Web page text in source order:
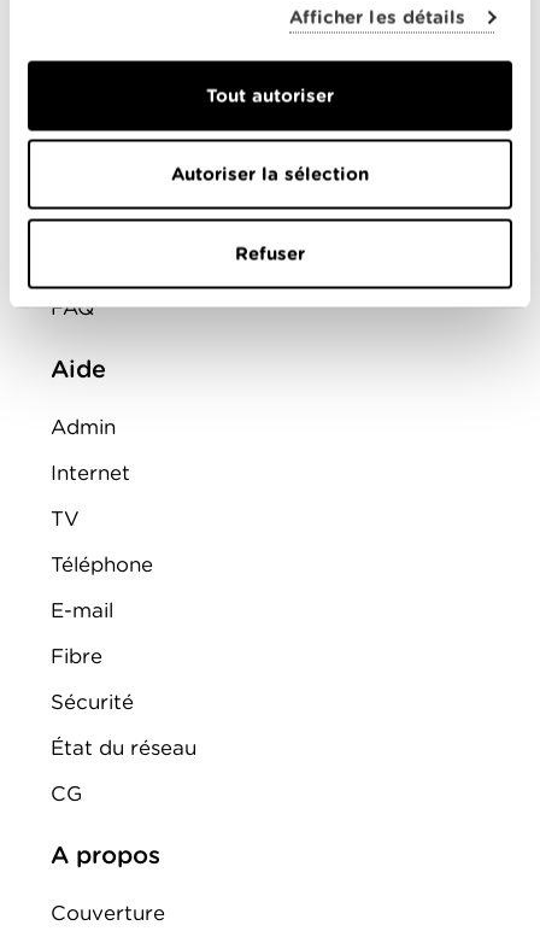
Afficher les détails
Tout autoriser
Autoriser la sélection
Refuser
ENTREPRISES
Offres combinées
Téléphonie
FAQ
Aide
Admin
Internet
TV
Téléphone
E-mail
Fibre
Sécurité
État du réseau
CG
A propos
Couverture